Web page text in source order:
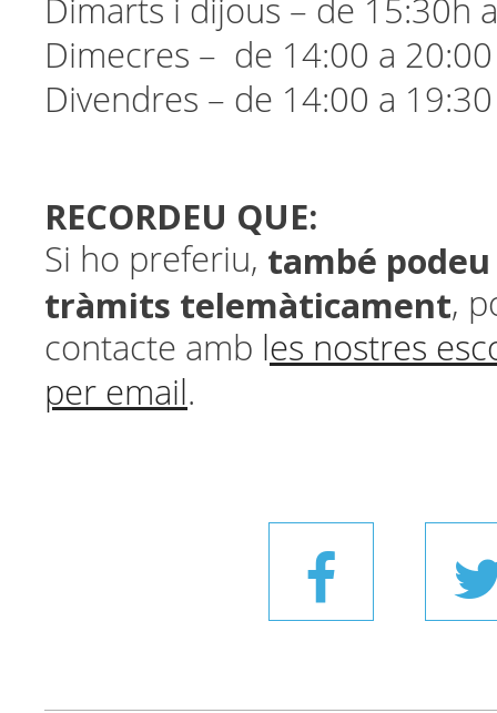
Dimarts i dijous – de 15:30h
Dimecres – de 14:00 a
Divendres – de 14:00 a
RECORDEU QUE:
Si ho preferiu, també
tràmits telemàticament,
contacte amb es nostres
per email .